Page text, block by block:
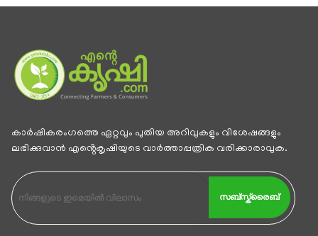
കാര്‍ഷികരംഗത്തെ ഏറ്റവും പുതിയ അറിവുകളും വിശേഷങ്ങളും
ലഭിക്കുവാന്‍ എൻ്റെകൃഷിയുടെ വാര്‍ത്താപ്പത്രിക വരിക്കാരാവുക.
സബ്സ്ക്രൈബ്